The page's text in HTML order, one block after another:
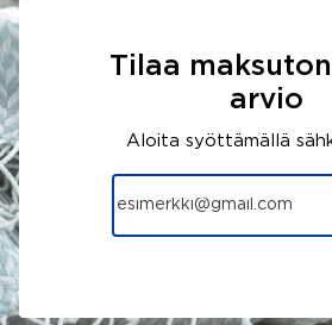
Tilaa
arvio
Aloita syöttämällä